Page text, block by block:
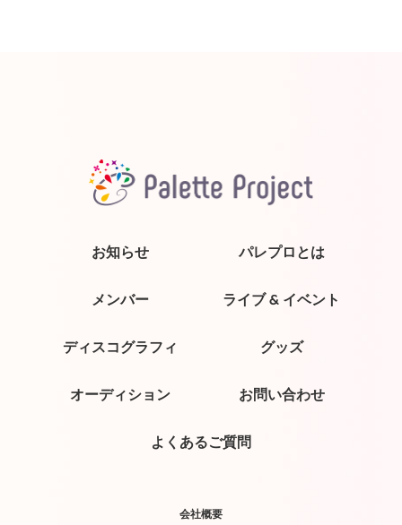
お知らせ パレプロとは
メンバー ライブ & イベント
ディスコグラフィ グッズ
オーディション お問い合わせ
よくあるご質問
会社概要